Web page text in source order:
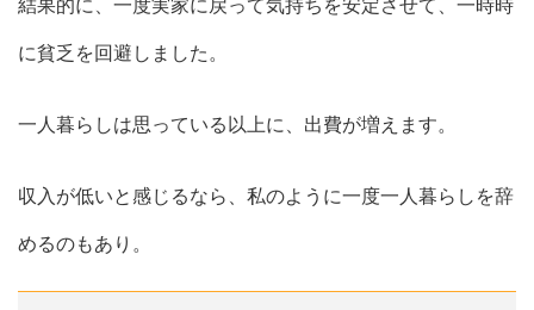
結果的に、一度実家に戻って気持ちを安定させて、一時時
に貧乏を回避しました。
一人暮らしは思っている以上に、出費が増えます。
収入が低いと感じるなら、私のように一度一人暮らしを辞
めるのもあり。